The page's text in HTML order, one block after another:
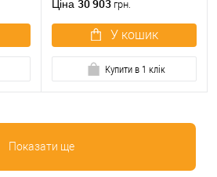
Ціна 30 903 грн.
У кошик
Купити в 1 клік
Показати ще